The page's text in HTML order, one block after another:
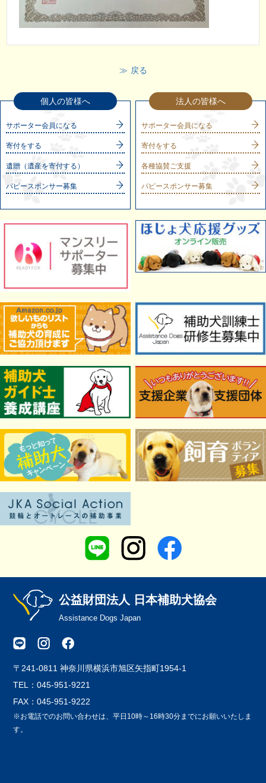
戻る
個人の皆様へ
サポーター会員になる
寄付をする
遺贈（遺産を寄付する）
パピースポンサー募集
法人の皆様へ
サポーター会員になる
寄付をする
各種協賛ご支援
パピースポンサー募集
公益財団法人 日本補助犬協会
Assistance Dogs Japan
〒241-0811 神奈川県横浜市旭区矢指町1954-1
TEL：045-951-9221
FAX：045-951-9222
※お電話でのお問い合わせは、平日10時～16時30分までにお願いいたしま
す。